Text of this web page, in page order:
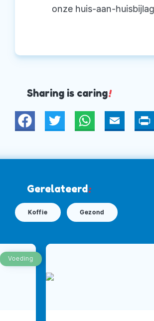
onze huis-aan-
Sharing is caring!
Twitter WhatsAppEmail
Gerelateerd:
Koffie Gezond
Voeding